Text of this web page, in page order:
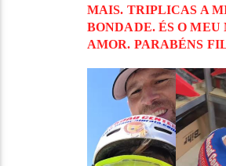
MAIS. TRIPLICAS A
BONDADE. ÉS O MEU
AMOR. PARABÉNS